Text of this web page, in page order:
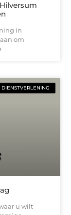
in
om
DIENSTVERLENING
u wilt